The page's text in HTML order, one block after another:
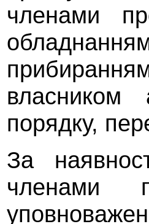
членами
порядку,
За
членами